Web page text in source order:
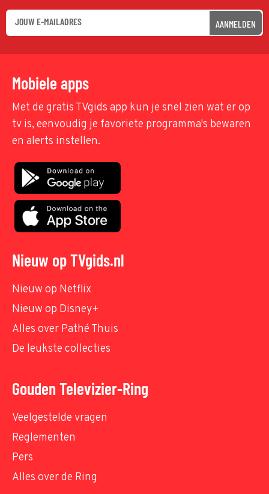
AANMELDEN
Mobiele apps
Met de gratis TVgids app kun je snel zien wat er op
tv is, eenvoudig je favoriete programma's bewaren
en alerts instellen.
Nieuw op TVgids.nl
Nieuw op Netflix
Nieuw op Disney+
Alles over Pathé Thuis
De leukste collecties
Gouden Televizier-Ring
Veelgestelde vragen
Reglementen
Pers
Alles over de Ring